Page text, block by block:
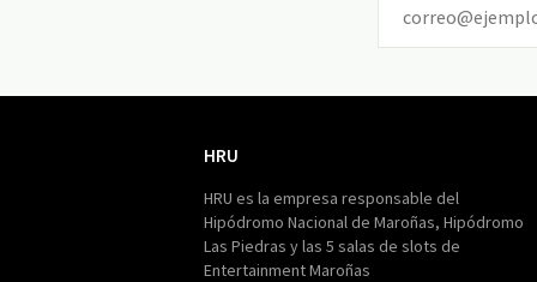
HRU
HRU es la empresa responsable del
Hipódromo Nacional de Maroñas, Hipódromo
Las Piedras y las 5 salas de slots de
Entertainment Maroñas